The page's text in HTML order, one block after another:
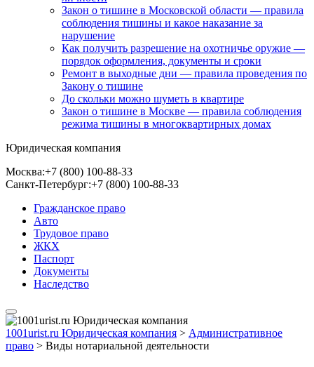
Закон о тишине в Московской области — правила
соблюдения тишины и какое наказание за
нарушение
Как получить разрешение на охотничье оружие —
порядок оформления, документы и сроки
Ремонт в выходные дни — правила проведения по
Закону о тишине
До скольки можно шуметь в квартире
Закон о тишине в Москве — правила соблюдения
режима тишины в многоквартирных домах
Юридическая компания
Москва:+7 (800) 100-88-33
Санкт-Петербург:+7 (800) 100-88-33
Гражданское право
Авто
Трудовое право
ЖКХ
Паспорт
Документы
Наследство
1001urist.ru Юридическая компания > Административное
право > Виды нотариальной деятельности